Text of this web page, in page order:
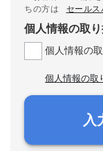
ちの方は
セール
個人情報の取
個人情報の
個人情報の取
入